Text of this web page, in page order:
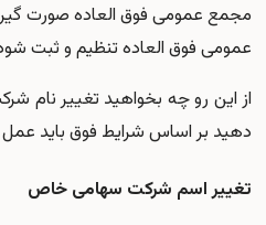
مجمع عمومی فوق العاده صورت
عمومی فوق العاده تنظیم و ثبت
از این رو چه بخواهید تغییر نام
دهید بر اساس شرایط فوق باید عمل
تغییر اسم شرکت سهامی خاص